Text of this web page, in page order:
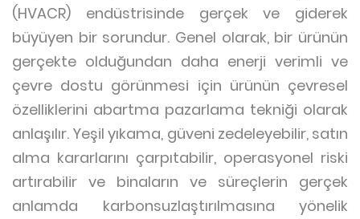
(HVACR) endüstrisinde gerçek ve giderek
büyüyen bir sorundur. Genel olarak, bir ürünün
gerçekte olduğundan daha enerji verimli ve
çevre dostu görünmesi için ürünün çevresel
özelliklerini abartma pazarlama tekniği olarak
anlaşılır. Yeşil yıkama, güveni zedeleyebilir, satın
alma kararlarını çarpıtabilir, operasyonel riski
artırabilir ve binaların ve süreçlerin gerçek
anlamda karbonsuzlaştırılmasına yönelik